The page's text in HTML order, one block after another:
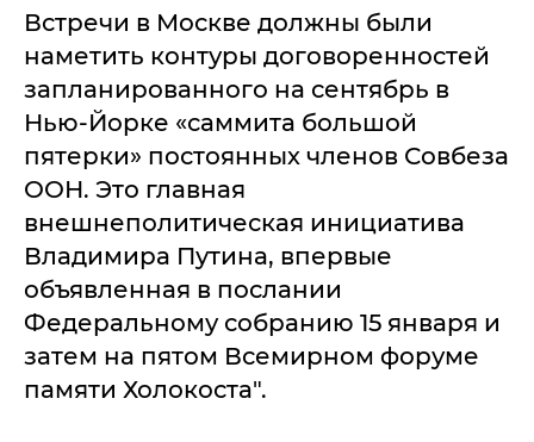
Встречи в Москве должны были
наметить контуры договоренностей
запланированного на сентябрь в
Нью-Йорке «саммита большой
пятерки» постоянных членов Совбеза
ООН. Это главная
внешнеполитическая инициатива
Владимира Путина, впервые
объявленная в послании
Федеральному собранию 15 января и
затем на пятом Всемирном форуме
памяти Холокоста".